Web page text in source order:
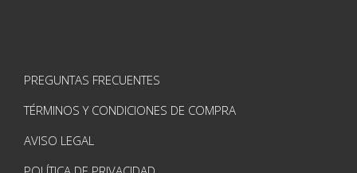
PREGUNTAS FRECUENTES
TÉRMINOS Y CONDICIONES DE COMPRA
AVISO LEGAL